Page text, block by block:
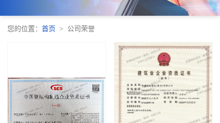
您的位置： 首页 公司荣誉